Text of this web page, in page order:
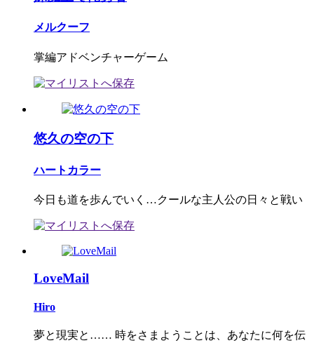
メルクーフ
掌編アドベンチャーゲーム
悠久の空の下
ハートカラー
今日も道を歩んでいく…クールな主人公の日々と戦い
LoveMail
Hiro
夢と現実と…… 時をさまようことは、あなたに何を伝